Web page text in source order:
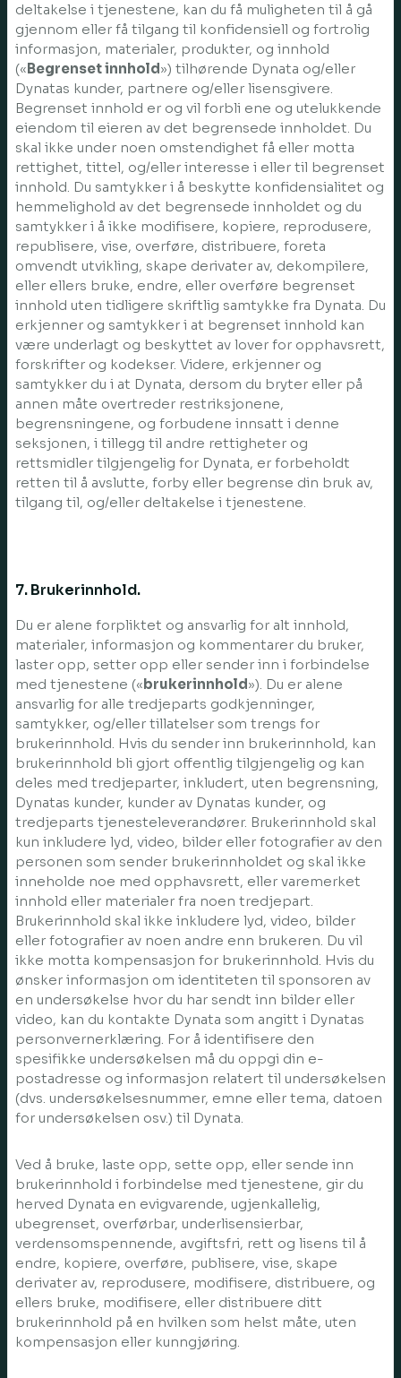
deltakelse i tjenestene, kan du få muligheten til å gå
gjennom eller få tilgang til konfidensiell og fortrolig
informasjon, materialer, produkter, og innhold
(«Begrenset innhold») tilhørende Dynata og/eller
Dynatas kunder, partnere og/eller lisensgivere.
Begrenset innhold er og vil forbli ene og utelukkende
eiendom til eieren av det begrensede innholdet. Du
skal ikke under noen omstendighet få eller motta
rettighet, tittel, og/eller interesse i eller til begrenset
innhold. Du samtykker i å beskytte konfidensialitet og
hemmelighold av det begrensede innholdet og du
samtykker i å ikke modifisere, kopiere, reprodusere,
republisere, vise, overføre, distribuere, foreta
omvendt utvikling, skape derivater av, dekompilere,
eller ellers bruke, endre, eller overføre begrenset
innhold uten tidligere skriftlig samtykke fra Dynata. Du
erkjenner og samtykker i at begrenset innhold kan
være underlagt og beskyttet av lover for opphavsrett,
forskrifter og kodekser. Videre, erkjenner og
samtykker du i at Dynata, dersom du bryter eller på
annen måte overtreder restriksjonene,
begrensningene, og forbudene innsatt i denne
seksjonen, i tillegg til andre rettigheter og
rettsmidler tilgjengelig for Dynata, er forbeholdt
retten til å avslutte, forby eller begrense din bruk av,
tilgang til, og/eller deltakelse i tjenestene.
7. Brukerinnhold.
Du er alene forpliktet og ansvarlig for alt innhold,
materialer, informasjon og kommentarer du bruker,
laster opp, setter opp eller sender inn i forbindelse
med tjenestene («brukerinnhold»). Du er alene
ansvarlig for alle tredjeparts godkjenninger,
samtykker, og/eller tillatelser som trengs for
brukerinnhold. Hvis du sender inn brukerinnhold, kan
brukerinnhold bli gjort offentlig tilgjengelig og kan
deles med tredjeparter, inkludert, uten begrensning,
Dynatas kunder, kunder av Dynatas kunder, og
tredjeparts tjenesteleverandører. Brukerinnhold skal
kun inkludere lyd, video, bilder eller fotografier av den
personen som sender brukerinnholdet og skal ikke
inneholde noe med opphavsrett, eller varemerket
innhold eller materialer fra noen tredjepart.
Brukerinnhold skal ikke inkludere lyd, video, bilder
eller fotografier av noen andre enn brukeren. Du vil
ikke motta kompensasjon for brukerinnhold. Hvis du
ønsker informasjon om identiteten til sponsoren av
en undersøkelse hvor du har sendt inn bilder eller
video, kan du kontakte Dynata som angitt i Dynatas
personvernerklæring. For å identifisere den
spesifikke undersøkelsen må du oppgi din e-
postadresse og informasjon relatert til undersøkelsen
(dvs. undersøkelsesnummer, emne eller tema, datoen
for undersøkelsen osv.) til Dynata.
Ved å bruke, laste opp, sette opp, eller sende inn
brukerinnhold i forbindelse med tjenestene, gir du
herved Dynata en evigvarende, ugjenkallelig,
ubegrenset, overførbar, underlisensierbar,
verdensomspennende, avgiftsfri, rett og lisens til å
endre, kopiere, overføre, publisere, vise, skape
derivater av, reprodusere, modifisere, distribuere, og
ellers bruke, modifisere, eller distribuere ditt
brukerinnhold på en hvilken som helst måte, uten
kompensasjon eller kunngjøring.